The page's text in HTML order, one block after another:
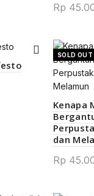
Rp
SOLD OUT
Kenapa
dan
Rp